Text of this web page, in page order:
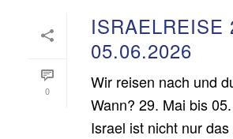
0
ISRAELREISE
05.06.2026
Wir reisen nach und
Wann? 29. Mai bis
Israel ist nicht nur